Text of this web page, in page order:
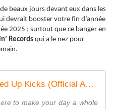
beaux jours devant eux dans les
devrait booster votre fin d’année
2025 ; surtout que ce banger en
Records qui a le nez pour
Yves V & Sevenn - Pumped Up Kicks (Official Audio)
to make your day a whole